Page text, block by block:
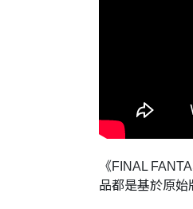
《FINAL
品都是基於原始